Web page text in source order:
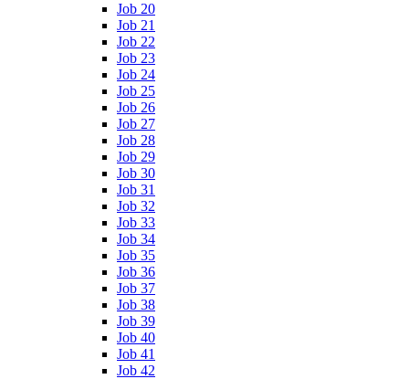
Job 20
Job 21
Job 22
Job 23
Job 24
Job 25
Job 26
Job 27
Job 28
Job 29
Job 30
Job 31
Job 32
Job 33
Job 34
Job 35
Job 36
Job 37
Job 38
Job 39
Job 40
Job 41
Job 42